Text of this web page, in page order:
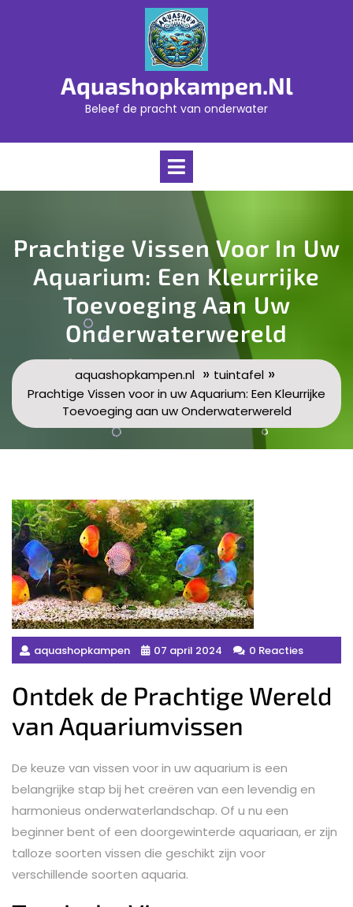
Aquashopkampen.nl
Beleef de pracht van onderwater
Open
Prachtige Vissen Voor In Uw
Aquarium: Een Kleurrijke
Toevoeging Aan Uw
Onderwaterwereld
aquashopkampen.nl» tuintafel»
Prachtige Vissen voor in uw Aquarium: Een Kleurrijke
Toevoeging aan uw Onderwaterwereld
aquashopkampen 07 april 2024 0 Reacties
Ontdek de Prachtige Wereld
van Aquariumvissen
De keuze van vissen voor in uw aquarium is een
belangrijke stap bij het creëren van een levendig en
harmonieus onderwaterlandschap. Of u nu een
beginner bent of een doorgewinterde aquariaan, er zijn
talloze soorten vissen die geschikt zijn voor
verschillende soorten aquaria.